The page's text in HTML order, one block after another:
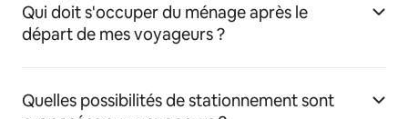
Qui doit s'occuper du ménage après le
départ de mes voyageurs ?
Quelles possibilités de stationnement sont